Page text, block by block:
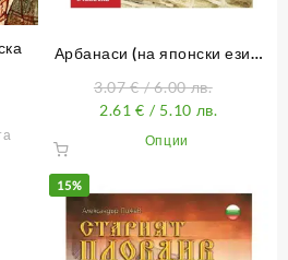
Арбанаси (на японски език)
3.07€/ 6.00 лв.
2.61€ / 5.10 лв.
Опции
multiple
variants.
The
15%